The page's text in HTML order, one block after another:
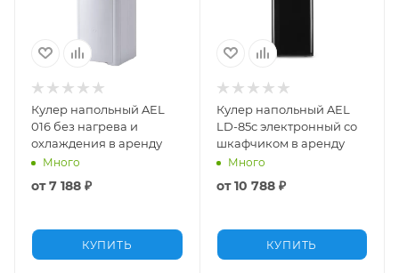
Кулер напольный AEL
016 без нагрева и
охлаждения в аренду
Много
от7 188 ₽
КУПИТЬ
Кулер напольный AEL
LD-85c электронный со
шкафчиком в аренду
Много
от10 788 ₽
КУПИТЬ